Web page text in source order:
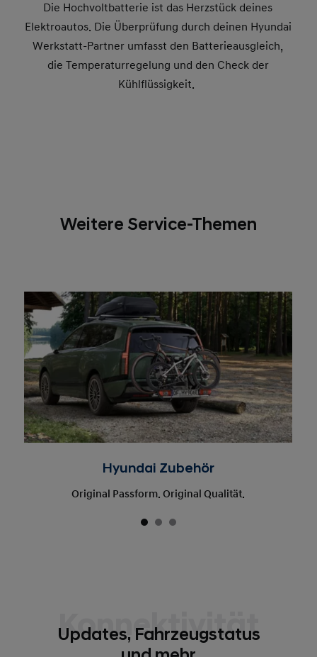
Die Hochvoltbatterie ist das Herzstück deines
Elektroautos. Die Überprüfung durch deinen Hyundai
Werkstatt-Partner umfasst den Batterieausgleich,
die Temperaturregelung und den Check der
Kühlflüssigkeit.
Weitere Service-Themen
Hyundai Zubehör
Original Passform. Original Qualität.
Konnektivität
Updates, Fahrzeugstatus